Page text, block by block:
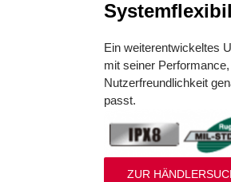
Ein weiterentwickeltes
mit seiner
Nutzerfreundlichkeit
passt.
ZUR